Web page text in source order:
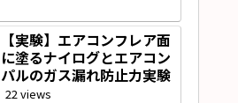
【実験】エアコンフレア面
に塗るナイログとエアコン
パルのガス漏れ防止力実験
22 views